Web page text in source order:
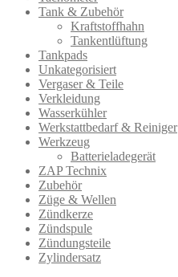
Tank & Zubehör
Kraftstoffhahn
Tankentlüftung
Tankpads
Unkategorisiert
Vergaser & Teile
Verkleidung
Wasserkühler
Werkstattbedarf & Reiniger
Werkzeug
Batterieladegerät
ZAP Technix
Zubehör
Züge & Wellen
Zündkerze
Zündspule
Zündungsteile
Zylindersatz